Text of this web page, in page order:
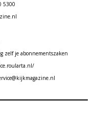
5300
zelf je abonnementszaken